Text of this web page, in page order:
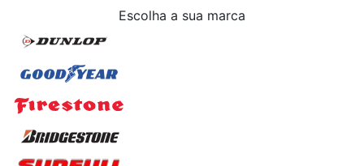
Escolha a sua marca